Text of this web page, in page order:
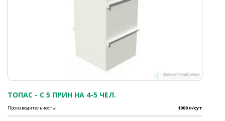
ТОПАС - C 5 ПРИН НА 4-5 ЧЕЛ.
Производительность: 1000 л/сут